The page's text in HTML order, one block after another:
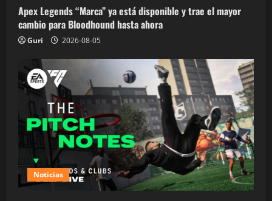
Apex Legends “Marca” ya está disponible y trae el mayor
cambio para Bloodhound hasta ahora
Guri 2026-08-05
Noticias